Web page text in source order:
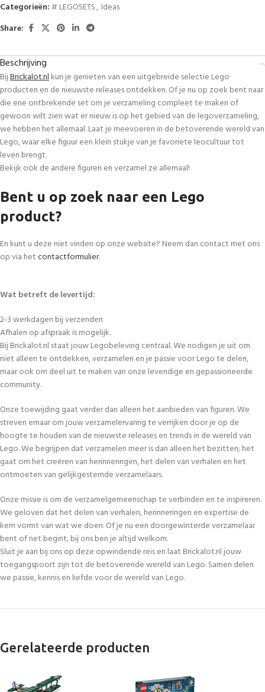
Categorieën:# LEGOSETS, Ideas
Share:
Beschrijving
BijBrickalot.nlkun je genieten van een uitgebreide selectie Lego
producten en de nieuwste releases ontdekken. Of je nu op zoek bent naar
die ene ontbrekende set om je verzameling compleet te maken of
gewoon wilt zien wat er nieuw is op het gebied van de legoverzameling,
we hebben het allemaal. Laat je meevoeren in de betoverende wereld van
Lego, waar elke figuur een klein stukje van je favoriete leocultuur tot
leven brengt.
Bekijk ook de andere figuren en verzamel ze allemaal!
Bent u op zoek naar een Lego
product?
En kunt u deze niet vinden op onze website? Neem dan contact met ons
op via hetcontactformulier.
Wat betreft de levertijd:
2-3 werkdagen bij verzenden
Afhalen op afspraak is mogelijk.
Bij Brickalot.nl staat jouw Legobeleving centraal. We nodigen je uit om
niet alleen te ontdekken, verzamelen en je passie voor Lego te delen,
maar ook om deel uit te maken van onze levendige en gepassioneerde
community.
Onze toewijding gaat verder dan alleen het aanbieden van figuren. We
streven ernaar om jouw verzamelervaring te verrijken door je op de
hoogte te houden van de nieuwste releases en trends in de wereld van
Lego. We begrijpen dat verzamelen meer is dan alleen het bezitten; het
gaat om het creëren van herinneringen, het delen van verhalen en het
ontmoeten van gelijkgestemde verzamelaars.
Onze missie is om de verzamelgemeenschap te verbinden en te inspireren.
We geloven dat het delen van verhalen, herinneringen en expertise de
kern vormt van wat we doen. Of je nu een doorgewinterde verzamelaar
bent of net begint, bij ons ben je altijd welkom.
Sluit je aan bij ons op deze opwindende reis en laat Brickalot.nl jouw
toegangspoort zijn tot de betoverende wereld van Lego. Samen delen
we passie, kennis en liefde voor de wereld van Lego.
Gerelateerde producten